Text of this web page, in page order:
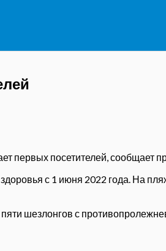
первых посетителей, сообщает
с 1 июня 2022 года. На
шезлонгов с